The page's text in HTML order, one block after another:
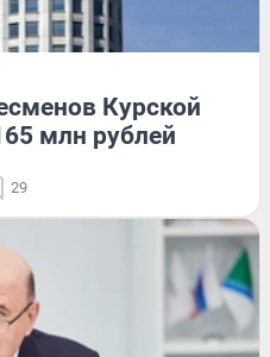
Курской
млн рублей
29